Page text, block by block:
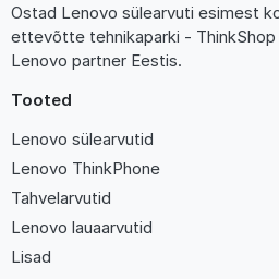
Ostad Lenovo sülearvuti esimest
ettevõtte tehnikaparki - ThinkShop
Lenovo partner Eestis.
Tooted
Lenovo sülearvutid
Lenovo ThinkPhone
Tahvelarvutid
Lenovo lauaarvutid
Lisad